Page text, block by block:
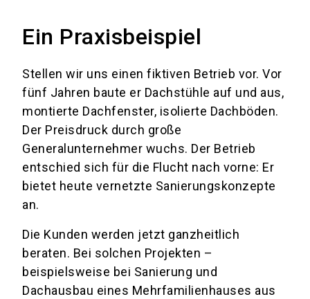
Ein Praxisbeispiel
Stellen wir uns einen fiktiven Betrieb vor. Vor
fünf Jahren baute er Dachstühle auf und aus,
montierte Dachfenster, isolierte Dachböden.
Der Preisdruck durch große
Generalunternehmer wuchs. Der Betrieb
entschied sich für die Flucht nach vorne: Er
bietet heute vernetzte Sanierungskonzepte
an.
Die Kunden werden jetzt ganzheitlich
beraten. Bei solchen Projekten –
beispielsweise bei Sanierung und
Dachausbau eines Mehrfamilienhauses aus